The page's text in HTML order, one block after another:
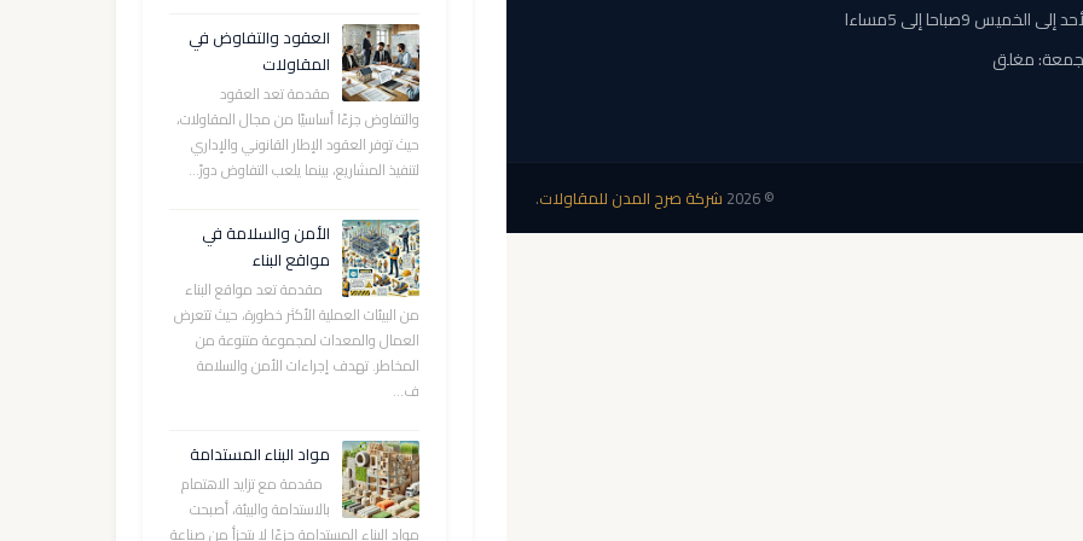
العقود والتفاوض في
المقاولات
مقدمة تعد العقود
والتفاوض جزءًا أساسيًا من مجال المقاولات،
حيث توفر العقود الإطار القانوني والإداري
لتنفيذ المشاريع، بينما يلعب التفاوض دورً...
الأمن والسلامة في
مواقع البناء
مقدمة تعد مواقع البناء
من البيئات العملية الأكثر خطورة، حيث تتعرض
العمال والمعدات لمجموعة متنوعة من
المخاطر. تهدف إجراءات الأمن والسلامة
ف...
مواد البناء المستدامة
مقدمة مع تزايد الاهتمام
بالاستدامة والبيئة، أصبحت
مواد البناء المستدامة جزءًا لا يتجزأ من صناعة
إلى الخميس 9صباحا إلى 5مساءا
مغلق
©
2026 شركة صرح المدن للمقاولات.